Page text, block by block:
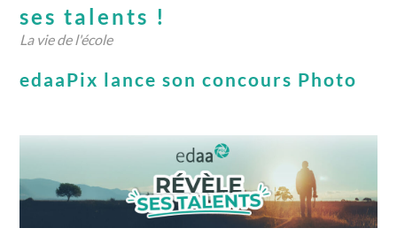
ses talents !
La vie de l'école
edaaPix lance son concours Photo